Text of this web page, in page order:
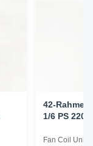
42-
1/6 PS 220-
Fan Coil Unit